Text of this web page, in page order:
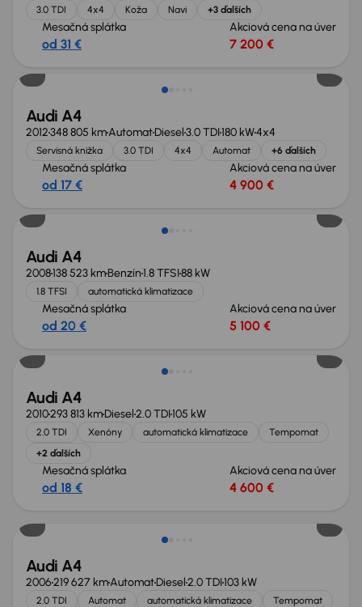
3.0 TDI 4x4 Koža Navi +3 ďalších
Mesačná splátka
od 31 €
Akciová cena na úver
7 200 €
Audi A4
2012348 805 kmAutomatDiesel3.0 TDI180 kW4x4
Servisná knižka 3.0 TDI 4x4 Automat +6 ďalších
Mesačná splátka
od 17 €
Akciová cena na úver
4 900 €
Zlacnené o 500 €
Audi A4
2008138 523 kmBenzín1.8 TFSI88 kW
1.8 TFSI automatická klimatizace
Mesačná splátka
od 20 €
Akciová cena na úver
5 100 €
Audi A4
2010293 813 kmDiesel2.0 TDI105 kW
2.0 TDI Xenóny automatická klimatizace
Tempomat
+2 ďalších
Mesačná splátka
od 18 €
Akciová cena na úver
4 600 €
Audi A4
2006219 627 kmAutomatDiesel2.0 TDI103 kW
2.0 TDI Automat automatická klimatizace
Tempomat